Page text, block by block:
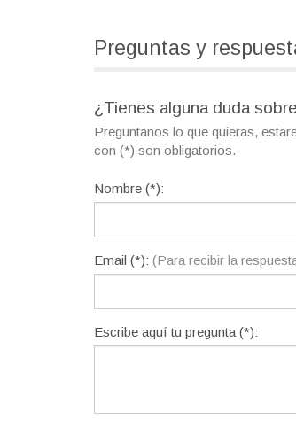
Preguntas y
¿Tienes alguna duda
Preguntanos lo que quieras,
con (*) son obligatorios.
Nombre (*):
Email (*): (Para recibir la
Escribe aquí tu pregunta (*):